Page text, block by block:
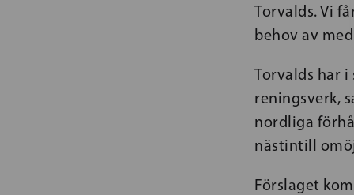
Torvalds. Vi
behov av
Torvalds har
reningsverk,
nordliga
nästintill
Förslaget